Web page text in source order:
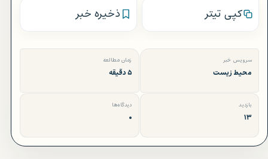
کپی تیتر ذخیره خبر
سرویس خبر
محیط زیست
زمان مطالعه
۵ دقیقه
بازدید
۱۳
دیدگاه‌ها
۰